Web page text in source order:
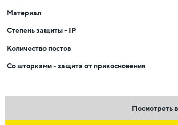
Материал
Степень защиты - IP
Количество постов
Со шторками - защита от прикосновения
Посмотреть